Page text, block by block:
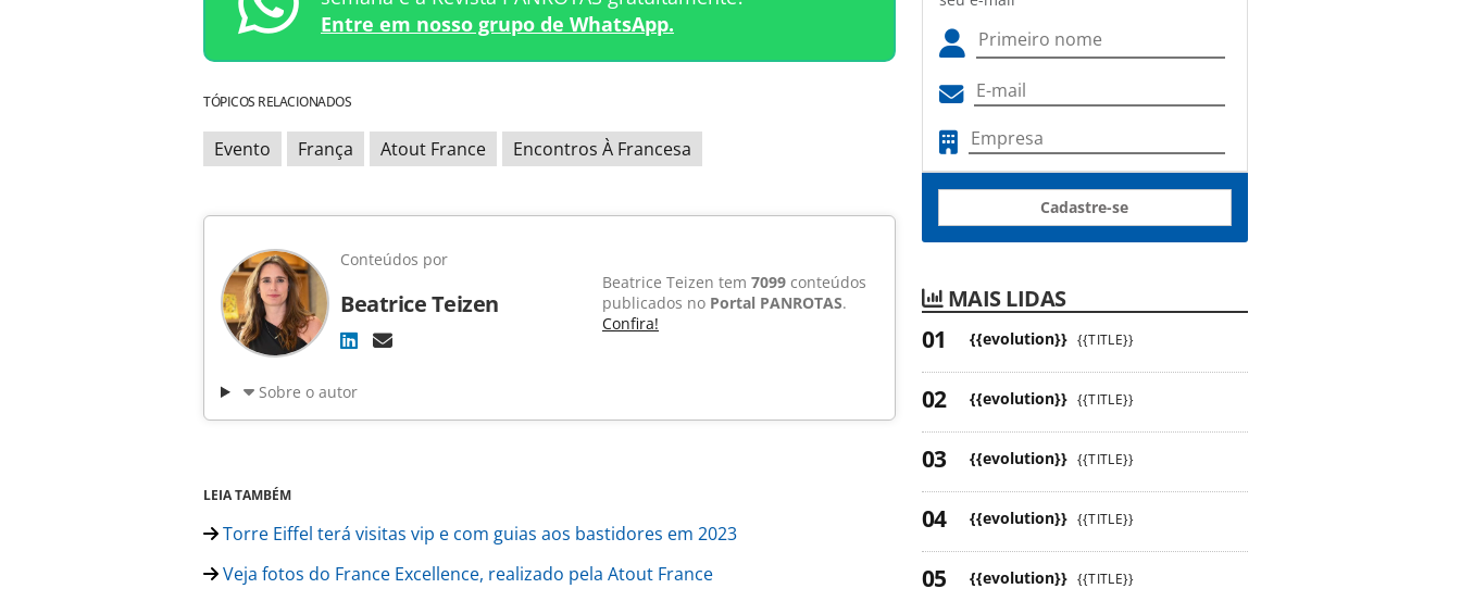
Entre em nosso grupo de WhatsApp.
TÓPICOS RELACIONADOS
Evento França Atout France Encontros À Francesa
Conteúdos por
Beatrice Teizen
Beatrice Teizen tem 7099 conteúdos
publicados no Portal PANROTAS.
Confira!
Sobre o autor
LEIA TAMBÉM
Torre Eiffel terá visitas vip e com guias aos bastidores em 2023
Veja fotos do France Excellence, realizado pela Atout France
Cadastre-se
MAIS LIDAS
{{evolution}} {{TITLE}}
{{evolution}} {{TITLE}}
{{evolution}} {{TITLE}}
{{evolution}} {{TITLE}}
{{evolution}} {{TITLE}}